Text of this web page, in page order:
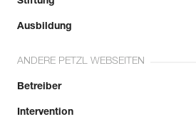
Ausbildung
ANDERE PETZL WEBSEITEN
Betreiber
Intervention